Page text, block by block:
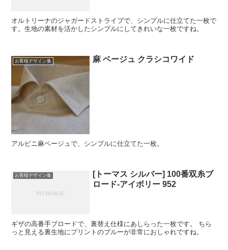
オルトリーナのジャガードストライプで、シンプルに仕立てた一枚で
す。生地の素材を活かしたシンプルにしてきれいな一枚ですね。
お客様デザイン集 麻 ベージュ クラシコワイド
アルビニ麻ベージュで、シンプルに仕立てた一枚。
お客様デザイン集
[トーマス シルバー] 100番双糸ブ
ロード-アイボリー 952
ギザの高番手ブロードで、裏替え仕様にあしらった一枚です。 ちら
っと見える裏生地にプリントのブルーが非常におしゃれですね。